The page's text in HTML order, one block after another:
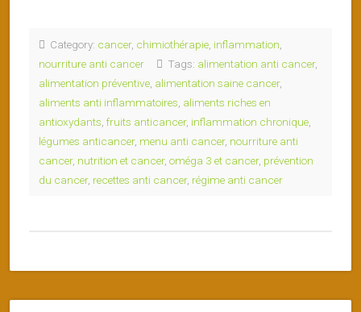
Category: cancer, chimiothérapie inflammation
nourriture anti cancer
Tags: alimentation anti cancer,
alimentation préventive alimentation saine cancer,
aliments anti inflammatoires aliments riches en
antioxydants fruits anticancer, inflammation chronique
légumes anticancer, menu anti cancer, nourriture anti
cancer, nutrition et cancer, oméga 3 et cancer, prévention
du cancer, recettes anti cancer, régime anti cancer